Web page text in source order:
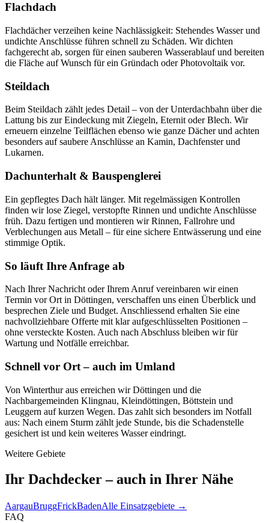
Flachdach
Flachdächer verzeihen keine Nachlässigkeit: Stehendes Wasser und
undichte Anschlüsse führen schnell zu Schäden. Wir dichten
fachgerecht ab, sorgen für einen sauberen Wasserablauf und bereiten
die Fläche auf Wunsch für ein Gründach oder Photovoltaik vor.
Steildach
Beim Steildach zählt jedes Detail – von der Unterdachbahn über die
Lattung bis zur Eindeckung mit Ziegeln, Eternit oder Blech. Wir
erneuern einzelne Teilflächen ebenso wie ganze Dächer und achten
besonders auf saubere Anschlüsse an Kamin, Dachfenster und
Lukarnen.
Dachunterhalt & Bauspenglerei
Ein gepflegtes Dach hält länger. Mit regelmässigen Kontrollen
finden wir lose Ziegel, verstopfte Rinnen und undichte Anschlüsse
früh. Dazu fertigen und montieren wir Rinnen, Fallrohre und
Verblechungen aus Metall – für eine sichere Entwässerung und eine
stimmige Optik.
So läuft Ihre Anfrage ab
Nach Ihrer Nachricht oder Ihrem Anruf vereinbaren wir einen
Termin vor Ort in Döttingen, verschaffen uns einen Überblick und
besprechen Ziele und Budget. Anschliessend erhalten Sie eine
nachvollziehbare Offerte mit klar aufgeschlüsselten Positionen –
ohne versteckte Kosten. Auch nach Abschluss bleiben wir für
Wartung und Notfälle erreichbar.
Schnell vor Ort – auch im Umland
Von Winterthur aus erreichen wir Döttingen und die
Nachbargemeinden Klingnau, Kleindöttingen, Böttstein und
Leuggern auf kurzen Wegen. Das zahlt sich besonders im Notfall
aus: Nach einem Sturm zählt jede Stunde, bis die Schadenstelle
gesichert ist und kein weiteres Wasser eindringt.
Weitere Gebiete
Ihr Dachdecker – auch in Ihrer Nähe
AargauBruggFrickBadenAlle Einsatzgebiete →
FAQ